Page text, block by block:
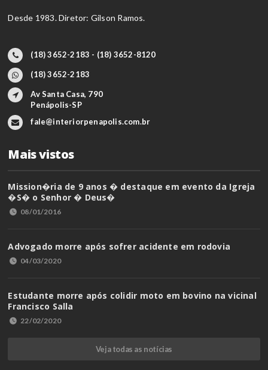
Desde 1983. Diretor: Gilson Ramos.
(18) 3652-2183 - (18) 3652-8120
(18) 3652-2183
Av Santa Casa, 790
Penápolis-SP
fale@interiorpenapolis.com.br
Mais vistos
Mission�ria de 9 anos � destaque em evento da Igreja
�S� o Senhor � Deus�
08/01/2016
Advogado morre após sofrer acidente em rodovia
04/03/2020
Estudante morre após colidir moto em bovino na vicinal
Francisco Salla
22/02/2020
Veja todas as notícias